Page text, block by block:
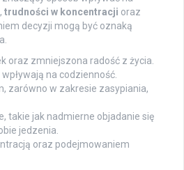
trudności w koncentracji oraz
decyzji mogą być oznaką
oraz zmniejszona radość z życia.
wpływają na codzienność.
zarówno w zakresie zasypiania,
takie jak nadmierne objadanie się
jedzenia.
oraz podejmowaniem